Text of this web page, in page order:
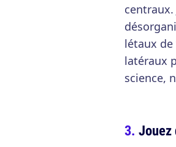
létaux de
latéraux
science,
Jouez